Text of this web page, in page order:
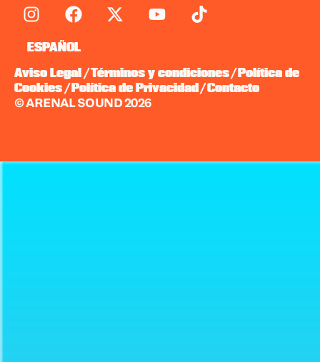
ESPAÑOL
Aviso Legal /Términos y condiciones/ Política de
Cookies / Política de Privacidad /Contacto
© ARENAL SOUND 2026